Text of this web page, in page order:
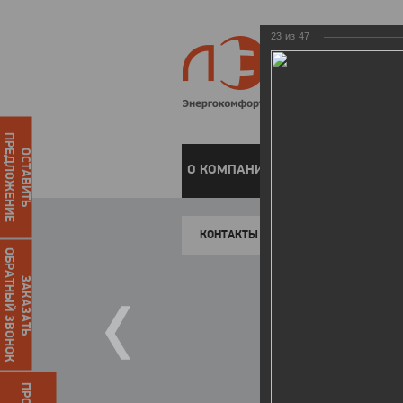
О КОМПАНИИ
КОНТАКТЫ
ОСТАВИТЬ
ПРЕДЛОЖЕНИЕ
ЗАКАЗАТЬ
ОБРАТНЫЙ ЗВОНОК
23 из 47